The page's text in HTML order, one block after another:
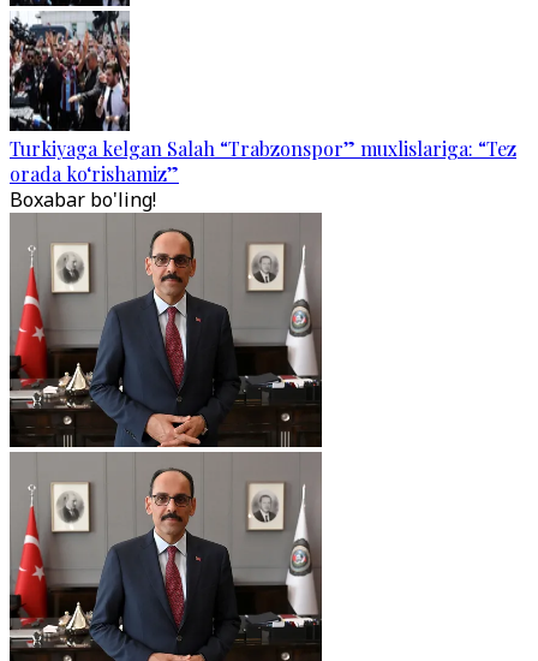
Turkiyaga kelgan Salah “Trabzonspor” muxlislariga: “Tez
orada ko‘rishamiz”
Boxabar bo'ling!